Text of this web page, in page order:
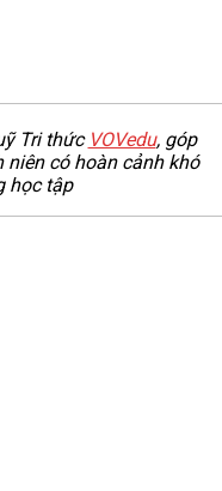
Tri thức VOVedu, góp
có hoàn cảnh khó
học tập